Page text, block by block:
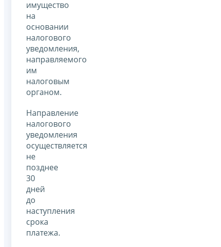
имущество
на
основании
налогового
уведомления,
направляемого
им
налоговым
органом.
Направление
налогового
уведомления
осуществляется
не
позднее
30
дней
до
наступления
срока
платежа.